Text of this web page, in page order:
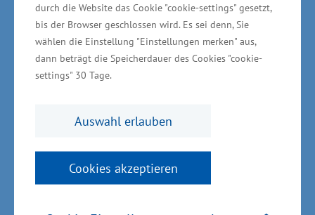
durch die Website das Cookie "cookie-settings" gesetzt,
bis der Browser geschlossen wird. Es sei denn, Sie
wählen die Einstellung "Einstellungen merken" aus,
dann beträgt die Speicherdauer des Cookies "cookie-
settings" 30 Tage.
Auswahl erlauben
Cookies akzeptieren
Vorpommern werden deutschlandweit
vertrieben
Das Unternehmen hat in eine vollautomatische
investiert - mit einem geräuscharmen Motor,
geringen Stromverbrauch. Mit der
Fertigungslinie können Kundenaufträge an drei